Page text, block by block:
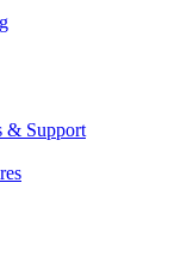
& Support